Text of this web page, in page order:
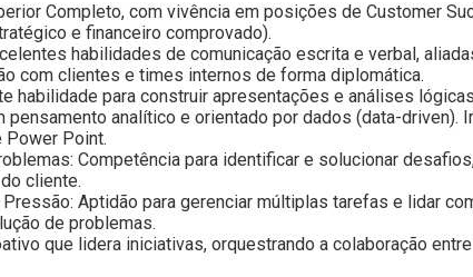
Completo, com vivência em posições de Customer
e financeiro comprovado).
habilidades de comunicação escrita e verbal,
com clientes e times internos de forma diplomática.
habilidade para construir apresentações e análises
pensamento analítico e orientado por dados (data-driven).
Power Point.
Competência para identificar e solucionar
cliente.
Aptidão para gerenciar múltiplas tarefas e lidar
de problemas.
que lidera iniciativas, orquestrando a colaboração